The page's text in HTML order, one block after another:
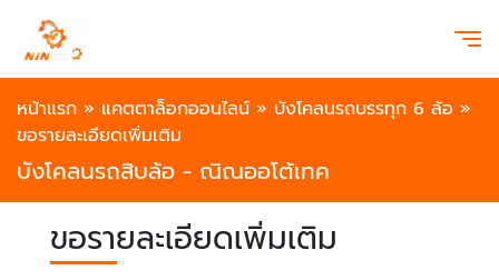
หน้าแรก » แคตตาล็อกออนไลน์ » บังโคลนรถบรรทุก 6 ล้อ »
ขอรายละเอียดเพิ่มเติม
บังโคลนรถสิบล้อ - ณิณออโต้เทค
ขอรายละเอียดเพิ่มเติม